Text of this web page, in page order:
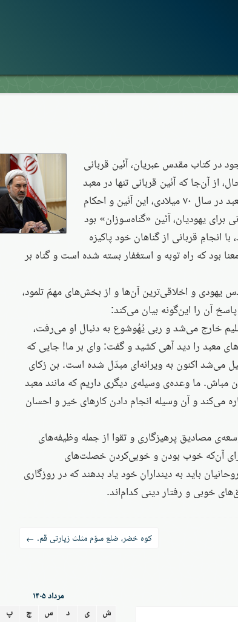
موجود در کتاب مقدس عبریان، آئین قربانی
از آن‌جا که آئین قربانی تنها در معبد
انجام می‌شد، پس از تخریب معبد در سال ۷۰ میلادی، این آئین و احکام
یهودیان، آئین «گناه‌سوزان» بود
با انجامِ قربانی از گناهان خود پاکیزه
بود که راه توبه و استغفار بسته شده است و گناه بر
یهودی و اخلاقی‌ترین آن‌ها و از بخش‌های مهمّ تلمود،
آن را این‌گونه بیان می‌کند:
خارج می‌شد و ربی یُهُوشوع به دنبال او می‌رفت،
معبد را دید آهی کشید و گفت: وای بر ما! جایی که
می‌شد اکنون به ویرانه‌ای مبدّل شده است. بن زکای
مباش. ما وعده‌ی وسیله‌ی دیگری داریم که مانند معبد
می‌کند و آن وسیله انجام دادن کارهای خیر و احسان
مصادیق پرهیزگاری و تقوا از جمله وظیفه‌های
آن‌که خوب بودن و خوبی‌کردن خصلت‌های
باید به دیندارانِ خود یاد بدهند که در روزگاری
خوبی و رفتار دینی کدام‌اند.
کوه خضر، ضلع سوّم مثلث زیارتی قم. ←
مرداد ۱۴۰۵
ش
ی د س چ پ